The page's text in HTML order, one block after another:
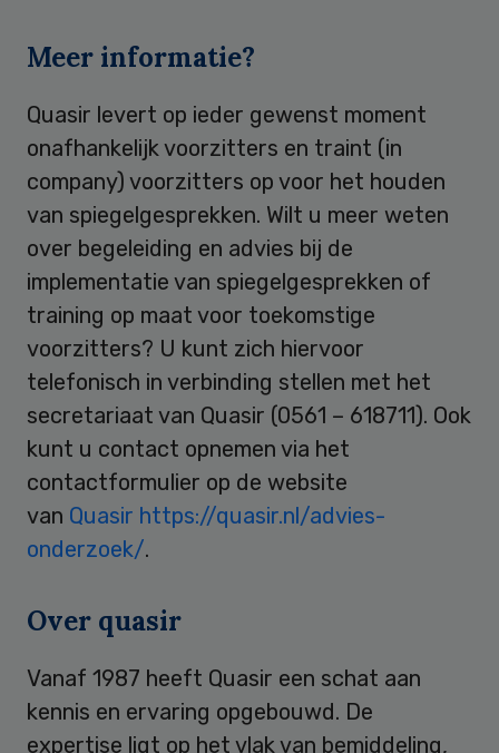
Meer informatie?
Quasir levert op ieder gewenst moment
onafhankelijk voorzitters en traint (in
company) voorzitters op voor het houden
van spiegelgesprekken. Wilt u meer weten
over begeleiding en advies bij de
implementatie van spiegelgesprekken of
training op maat voor toekomstige
voorzitters? U kunt zich hiervoor
telefonisch in verbinding stellen met het
secretariaat van Quasir (0561 – 618711). Ook
kunt u contact opnemen via het
contactformulier op de website
van Quasir https://quasir.nl/advies-
onderzoek/.
Over quasir
Vanaf 1987 heeft Quasir een schat aan
kennis en ervaring opgebouwd. De
expertise ligt op het vlak van bemiddeling,